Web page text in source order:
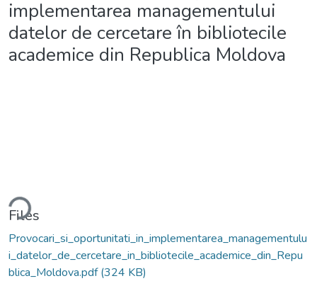
implementarea managementului
datelor de cercetare în bibliotecile
academice din Republica Moldova
Files
Provocari_si_oportunitati_in_implementarea_managementulu
i_datelor_de_cercetare_in_bibliotecile_academice_din_Repu
blica_Moldova.pdf(324 KB)